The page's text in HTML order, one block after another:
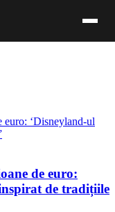
de euro:
de tradițiile